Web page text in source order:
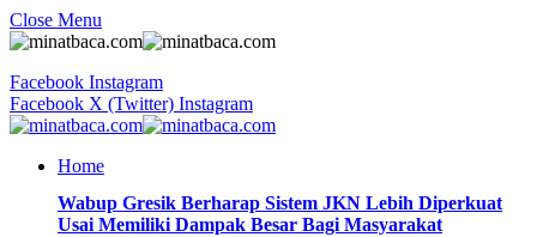
Close Menu
Facebook Instagram
Facebook X (Twitter) Instagram
Home
Wabup Gresik Berharap Sistem JKN Lebih Diperkuat
Usai Memiliki Dampak Besar Bagi Masyarakat